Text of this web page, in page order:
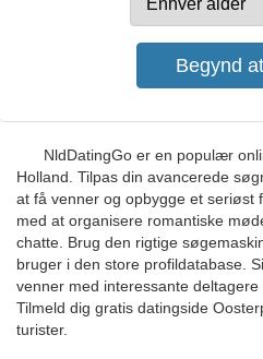
NldDatingGo er en populær
Holland. Tilpas din avancerede
at få venner og opbygge et seriøst
med at organisere romantiske
chatte. Brug den rigtige
bruger i den store profildatabase.
venner med interessante
Tilmeld dig gratis datingside
turister.